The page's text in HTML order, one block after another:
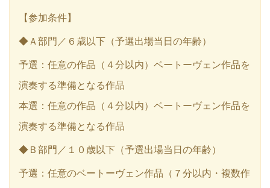
【参加条件】
◆Ａ部門／６歳以下（予選出場当日の年齢）
予選：任意の作品（４分以内）ベートーヴェン作品を
演奏する準備となる作品
本選：任意の作品（４分以内）ベートーヴェン作品を
演奏する準備となる作品
◆Ｂ部門／１０歳以下（予選出場当日の年齢）
予選：任意のベートーヴェン作品（７分以内・複数作